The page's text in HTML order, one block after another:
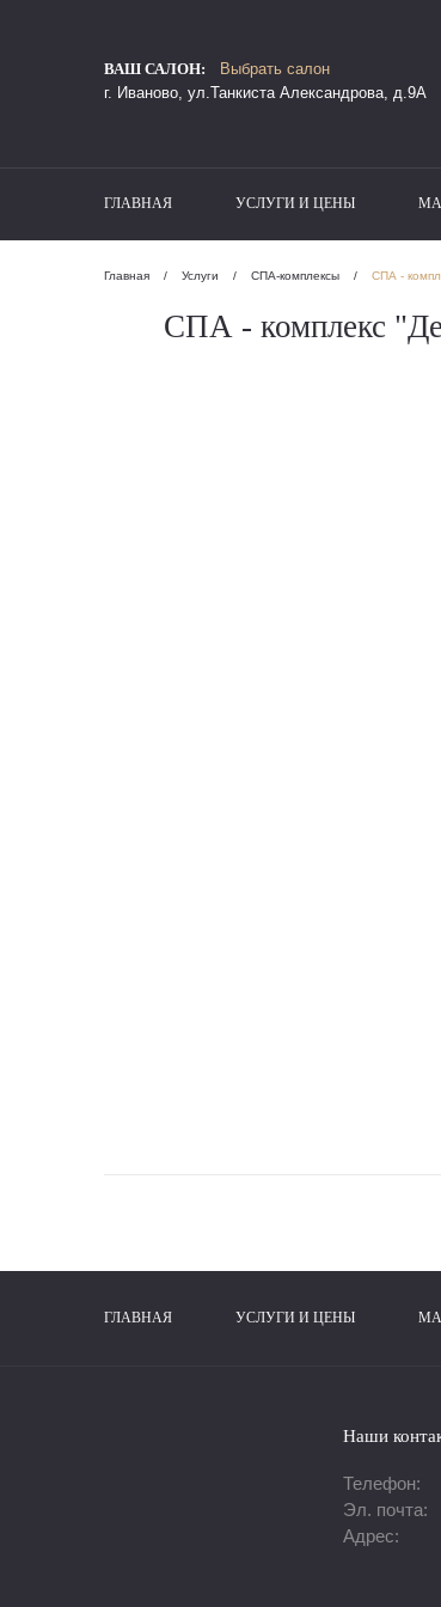
ВАШ САЛОН:
Выбрать салон
г. Иваново, ул.Танкиста Александрова, д.9А
ГЛАВНАЯ УСЛУГИ И ЦЕНЫ
Главная / Услуги / СПА-комплексы / СПА -
СПА - комплекс
ГЛАВНАЯ УСЛУГИ И ЦЕНЫ
Наши
Телефон:
Эл. почта:
Адрес: